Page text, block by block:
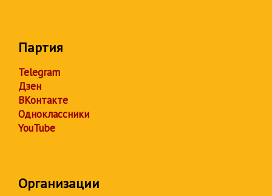
Партия
Telegram
Дзен
ВКонтакте
Одноклассники
YouTube
Организации